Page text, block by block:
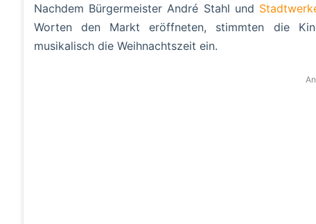
Nachdem Bürgermeister André Stahl und
Worten den Markt eröffneten, stimmten die
musikalisch die Weihnachtszeit ein.